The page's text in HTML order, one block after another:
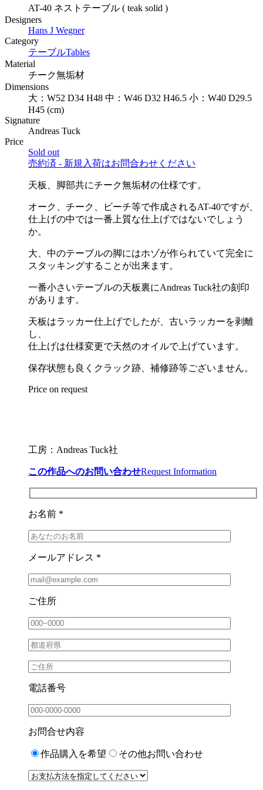
AT-40 ネストテーブル ( teak solid )
Designers
Hans J Wegner
Category
テーブルTables
Material
チーク無垢材
Dimensions
大：W52 D34 H48 中：W46 D32 H46.5 小：W40 D29.5
H45 (cm)
Signature
Andreas Tuck
Price
Sold out
売約済 - 新規入荷はお問合わせください
天板、脚部共にチーク無垢材の仕様です。
オーク、チーク、ビーチ等で作成されるAT-40ですが、
仕上げの中では一番上質な仕上げではないでしょう
か。
大、中のテーブルの脚にはホゾが作られていて完全に
スタッキングすることが出来ます。
一番小さいテーブルの天板裏にAndreas Tuck社の刻印
があります。
天板はラッカー仕上げでしたが、古いラッカーを剥離
し、
仕上げは仕様変更で天然のオイルで上げています。
保存状態も良くクラック跡、補修跡等ございません。
Price on request
工房：Andreas Tuck社
この作品へのお問い合わせRequest Information
お名前 *
メールアドレス *
ご住所
電話番号
お問合せ内容
作品購入を希望 その他お問い合わせ